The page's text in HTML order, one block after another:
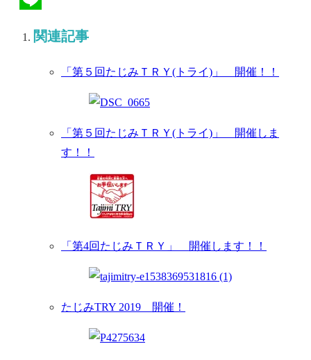
関連記事
「第５回たじみＴＲＹ(トライ)」 開催！！
「第５回たじみＴＲＹ(トライ)」 開催しま
す！！
「第4回たじみＴＲＹ」 開催します！！
たじみTRY 2019 開催！